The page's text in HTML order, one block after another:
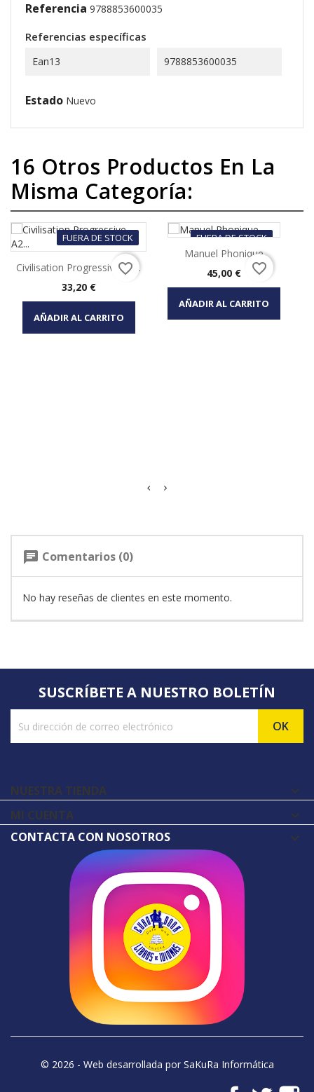
Referencia 9788853600035
Referencias específicas
Ean13 9788853600035
Estado Nuevo
16 Otros Productos En La
Misma Categoría:
FUERA DE STOCK
Civilisation Progressive A2...
Precio
33,20 €
AÑADIR AL CARRITO
favorite_border
FUERA DE STOCK
Manuel Phonique
Precio
45,00 €
AÑADIR AL CARRITO
favorite_border
chat Comentarios (0)
No hay reseñas de clientes en este momento.
SUSCRÍBETE A NUESTRO BOLETÍN
NUESTRA TIENDA 
MI CUENTA 
CONTACTA CON NOSOTROS
© 2026 - Web desarrollada por SaKuRa Informática